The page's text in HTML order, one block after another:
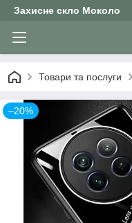
Захисне скло Moколо
Товари та послуги
–20%